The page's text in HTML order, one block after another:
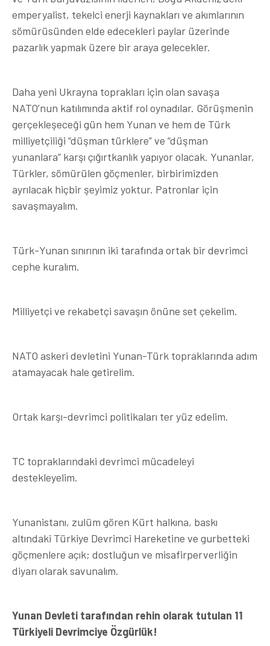
emperyalist, tekelci enerji kaynakları ve akımlarının
sömürüsünden elde edecekleri paylar üzerinde
pazarlık yapmak üzere bir araya gelecekler.
Daha yeni Ukrayna toprakları için olan savaşa
NATO’nun katılımında aktif rol oynadılar. Görüşmenin
gerçekleşeceği gün hem Yunan ve hem de Türk
milliyetçiliği “düşman türklere” ve “düşman
yunanlara” karşı çığırtkanlık yapıyor olacak. Yunanlar,
Türkler, sömürülen göçmenler, birbirimizden
ayrılacak hiçbir şeyimiz yoktur. Patronlar için
savaşmayalım.
Türk-Yunan sınırının iki tarafında ortak bir devrimci
cephe kuralım.
Milliyetçi ve rekabetçi savaşın önüne set çekelim.
NATO askeri devletini Yunan-Türk topraklarında adım
atamayacak hale getirelim.
Ortak karşı-devrimci politikaları ter yüz edelim.
TC topraklarındaki devrimci mücadeleyi
destekleyelim.
Yunanistanı, zulüm gören Kürt halkına, baskı
altındaki Türkiye Devrimci Hareketine ve gurbetteki
göçmenlere açık; dostluğun ve misafirperverliğin
diyarı olarak savunalım.
Yunan Devleti tarafından rehin olarak tutulan 11
Türkiyeli Devrimciye Özgürlük!